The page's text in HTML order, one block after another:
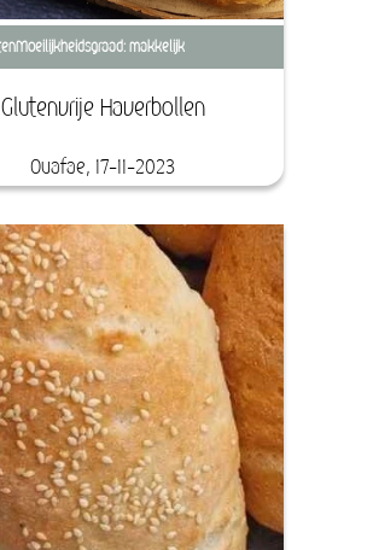
Moeilijkheidsgraad: makkelijk
Glutenvrije Haverbollen
Ouafae, 17-11-2023